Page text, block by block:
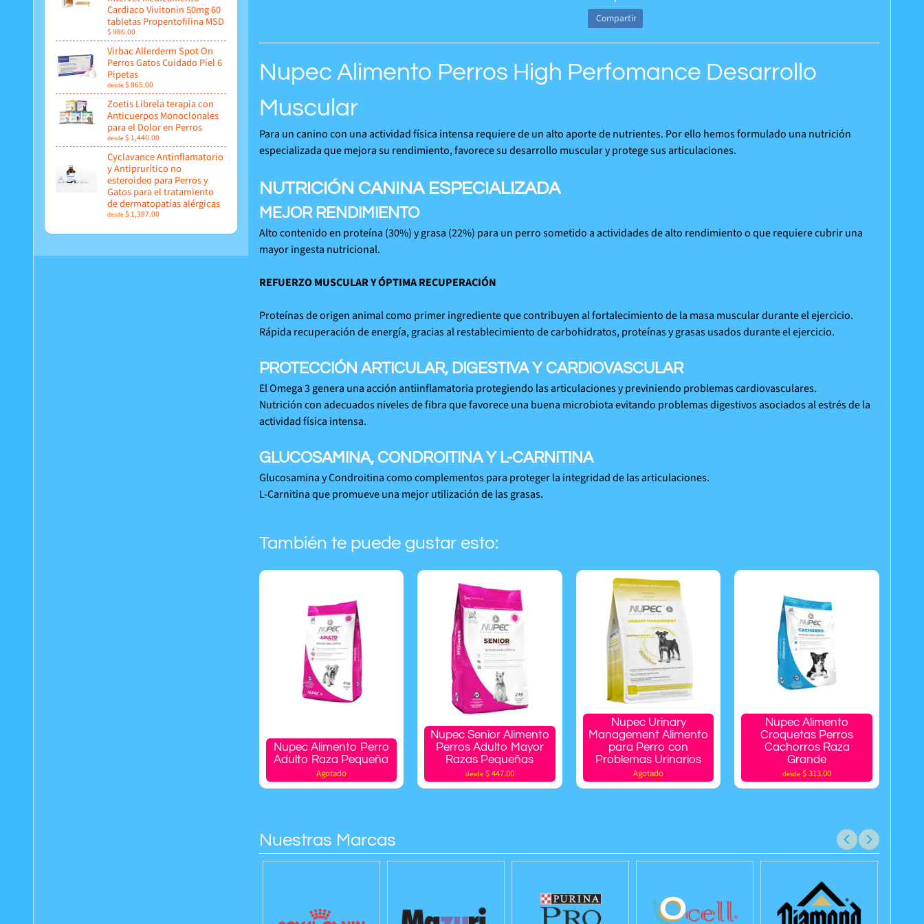
Cardiaco Vivitonin 50mg 60
tabletas Propentofilina MSD
$ 986.00
Virbac Allerderm Spot On
Perros Gatos Cuidado Piel 6
Pipetas
desde$ 865.00
Zoetis Librela terapia con
Anticuerpos Monoclonales
para el Dolor en Perros
desde$ 1,440.00
Cyclavance Antinflamatorio
y Antiprurítico no
esteroideo para Perros y
Gatos para el tratamiento
de dermatopatías alérgicas
desde$ 1,387.00
Compartir
Nupec Alimento Perros High Perfomance Desarrollo
Muscular
Para un canino con una actividad física intensa requiere de un alto aporte de nutrientes. Por ello hemos formulado una nutrición
especializada que mejora su rendimiento, favorece su desarrollo muscular y protege sus articulaciones.
NUTRICIÓN CANINA ESPECIALIZADA
MEJOR RENDIMIENTO
Alto contenido en proteína (30%) y grasa (22%) para un perro sometido a actividades de alto rendimiento o que requiere cubrir una
mayor ingesta nutricional.
REFUERZO MUSCULAR Y ÓPTIMA RECUPERACIÓN
Proteínas de origen animal como primer ingrediente que contribuyen al fortalecimiento de la masa muscular durante el ejercicio.
Rápida recuperación de energía, gracias al restablecimiento de carbohidratos, proteínas y grasas usados durante el ejercicio.
PROTECCIÓN ARTICULAR, DIGESTIVA Y CARDIOVASCULAR
El Omega 3 genera una acción antiinflamatoria protegiendo las articulaciones y previniendo problemas cardiovasculares.
Nutrición con adecuados niveles de fibra que favorece una buena microbiota evitando problemas digestivos asociados al estrés de la
actividad física intensa.
GLUCOSAMINA, CONDROITINA Y L-CARNITINA
Glucosamina y Condroitina como complementos para proteger la integridad de las articulaciones.
L-Carnitina que promueve una mejor utilización de las grasas.
También te puede gustar esto:
Nupec Alimento Perro
Adulto Raza Pequeña
Agotado
Nupec Senior Alimento
Perros Adulto Mayor
Razas Pequeñas
desde$ 447.00
Nupec Urinary
Management Alimento
para Perro con
Problemas Urinarios
Agotado
Nupec Alimento
Croquetas Perros
Cachorros Raza
Grande
desde $ 313.00
Nuestras Marcas